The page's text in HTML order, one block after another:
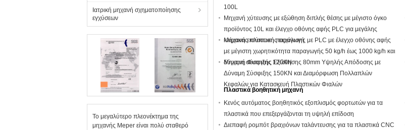
Ιατρική μηχανή σχηματοποίησης
εγχύσεων
Το μεγαλύτερο πλεονέκτημα της
μηχανής Meper είναι πολύ σταθερό
100L
Μηχανή χύτευσης με εξώθηση διπλής θέσης με μέγιστο όγκο
προϊόντος 10L και έλεγχο οθόνης αφής PLC για μεγάλης
κλίμακας πλαστική παραγωγή
Μηχανή εκτύπωσης εκχύλισης με PLC με έλεγχο οθόνης αφής
με μέγιστη χωρητικότητα παραγωγής 50 kg/h έως 1000 kg/h και
δύναμη σύσφιξης 120KN
Μηχανή Φυσητής Εξώθησης 80mm Υψηλής Απόδοσης με
Δύναμη Σύσφιξης 150KN και Διαμόρφωση Πολλαπλών
Κεφαλών για Κατασκευή Πλαστικών Φιαλών
Πλαστικά βοηθητική μηχανή
Κενός αυτόματος βοηθητικός εξοπλισμός φορτωτών για τα
πλαστικά που επεξεργάζονται τη υψηλή επίδοση
Διεπαφή ρομπότ βραχιόνων ταλάντευσης για τα πλαστικά CNC